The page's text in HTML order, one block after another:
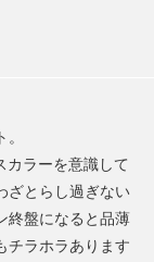
カラーを意識して
ざとらし過ぎない
終盤になると品薄
チラホラあります